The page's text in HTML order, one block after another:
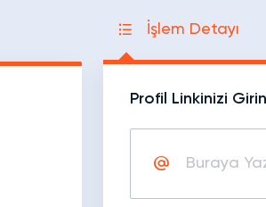
İşlem Detayı
Profil Linkinizi